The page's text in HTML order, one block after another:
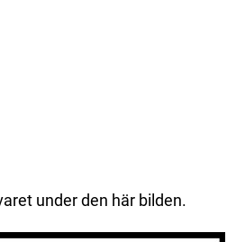
under den här bilden.